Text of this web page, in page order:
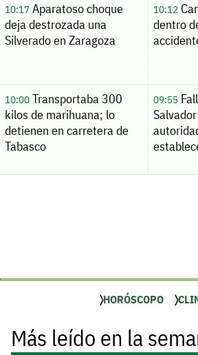
10:17Aparatoso choque
deja destrozada una
Silverado en Zaragoza
10:12
dentro
10:00Transportaba 300
kilos de marihuana; lo
detienen en carretera de
Tabasco
09:55
HORÓSCOPO
Más leído en la